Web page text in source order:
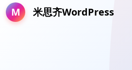
M 米思齐WordPress